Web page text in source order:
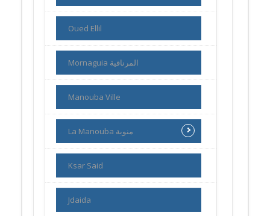
Oued Ellil
Mornaguia المرناقية
Manouba Ville
La Manouba منوبة
Ksar Said
Jdaida